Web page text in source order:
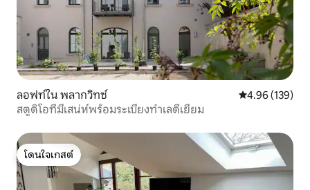
ลอฟท์ใน พลากวิทซ์ คะแนนเฉลี่ย
4.96 (139)
สตูดิโอที่มีเสน่ห์พร้อมระเบียงทำเลดีเยี่ยม
โดนใจเกสต์
โดนใจเกสต์